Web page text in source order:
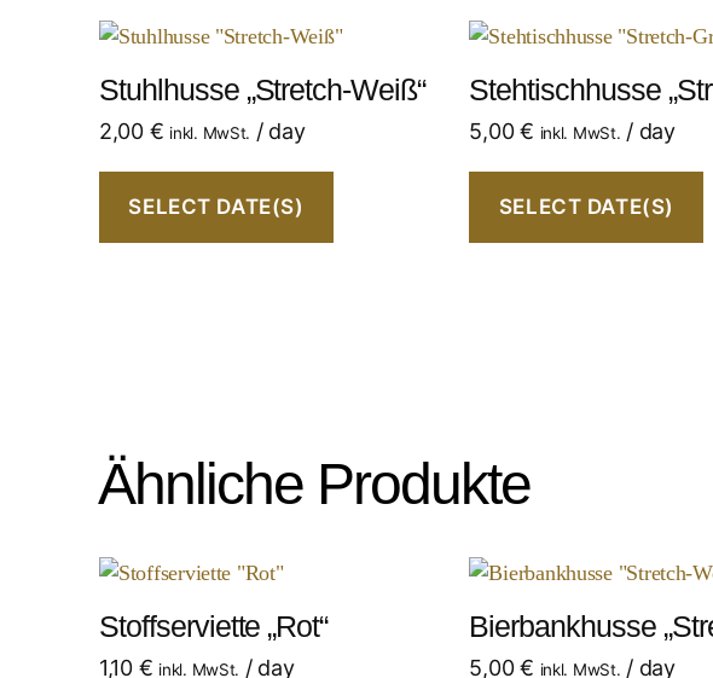
Stuhlhusse „Stretch-Weiß“
2,00 € inkl. MwSt. / day
SELECT DATE(S)
Stehtischhusse
5,00€ inkl. MwSt. / day
SELECT DATE(S)
Ähnliche Produkte
Stoffserviette „Rot“
1,10 € inkl. MwSt. / day
Bierbankhusse
5,00€ inkl. MwSt. / day